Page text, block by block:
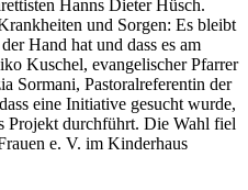
Hanns Dieter Hüsch.
und Sorgen: Es bleibt
Hand hat und dass es am
Kuschel, evangelischer Pfarrer
Sormani, Pastoralreferentin der
eine Initiative gesucht wurde,
Projekt durchführt. Die Wahl fiel
e. V. im Kinderhaus